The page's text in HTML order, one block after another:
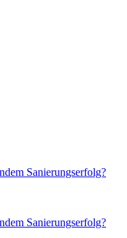
Sanierungserfolg?
Sanierungserfolg?